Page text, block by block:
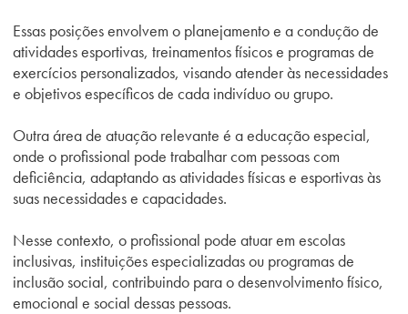
Essas posições envolvem o planejamento e a condução de
atividades esportivas, treinamentos físicos e programas de
exercícios personalizados, visando atender às necessidades
e objetivos específicos de cada indivíduo ou grupo.
Outra área de atuação relevante é a educação especial,
onde o profissional pode trabalhar com pessoas com
deficiência, adaptando as atividades físicas e esportivas às
suas necessidades e capacidades.
Nesse contexto, o profissional pode atuar em escolas
inclusivas, instituições especializadas ou programas de
inclusão social, contribuindo para o desenvolvimento físico,
emocional e social dessas pessoas.